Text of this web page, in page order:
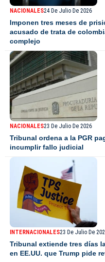
NACIONALES24 De Julio De 2026
Imponen tres meses de
acusado de trata de
complejo
NACIONALES23 De Julio De 2026
Tribunal ordena a la PGR
incumplir fallo judicial
INTERNACIONALES23 De Julio De
Tribunal extiende tres días
en EE.UU. que Trump pide